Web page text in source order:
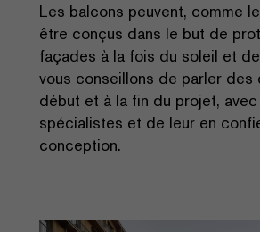
Les balcons peuvent, comme
être conçus dans le but de
façades à la fois du soleil et
vous conseillons de parler des
début et à la fin du projet,
spécialistes et de leur en
conception.